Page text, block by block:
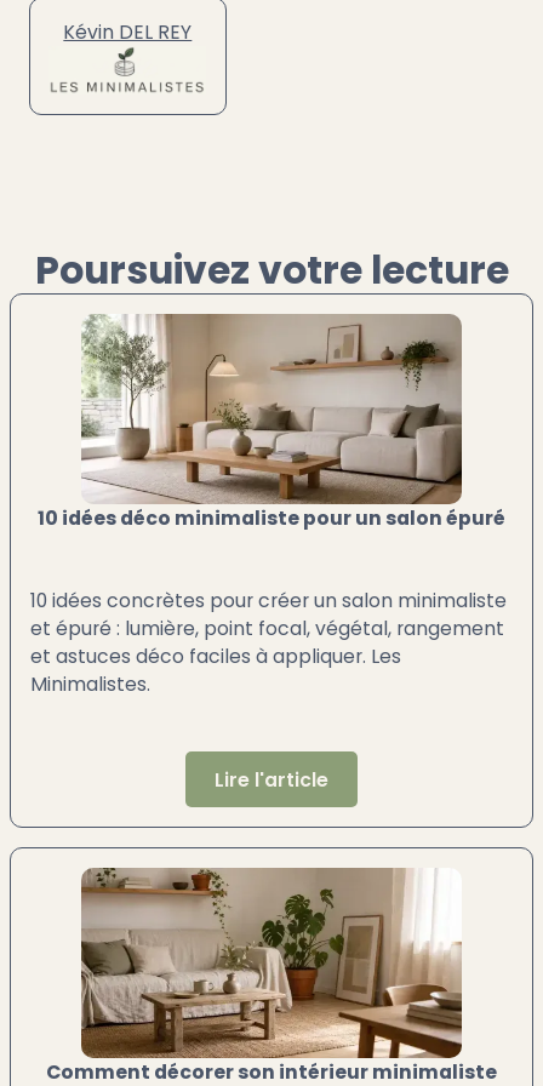
Kévin DEL REY
Poursuivez votre lecture
10 idées déco minimaliste pour un salon épuré
10 idées concrètes pour créer un salon minimaliste
et épuré : lumière, point focal, végétal, rangement
et astuces déco faciles à appliquer. Les
Minimalistes.
Lire l'article
Comment décorer son intérieur minimaliste